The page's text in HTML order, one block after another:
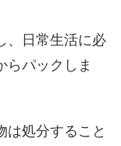
、日常生活に必
らパックしま
は処分すること